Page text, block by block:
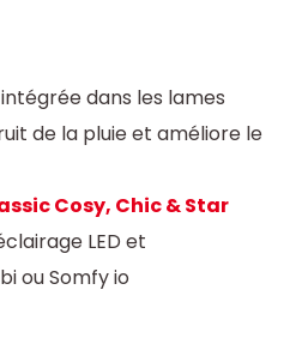
dans les lames
de la pluie et améliore le
Cosy, Chic & Star
LED et
ou Somfy io